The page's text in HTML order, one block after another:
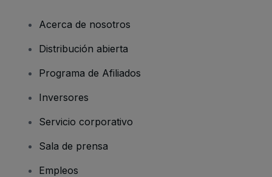
Acerca de nosotros
Distribución abierta
Programa de Afiliados
Inversores
Servicio corporativo
Sala de prensa
Empleos